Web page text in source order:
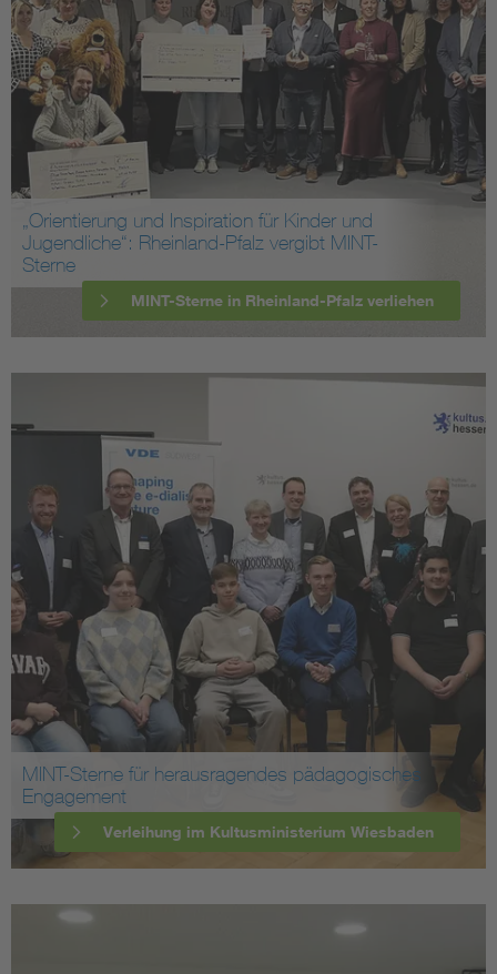
„Orientierung und Inspiration für Kinder und
Jugendliche“: Rheinland-Pfalz vergibt MINT-
Sterne
MINT-Sterne in Rheinland-Pfalz verliehen
MINT-Sterne für herausragendes pädagogisches
Engagement
Verleihung im Kultusministerium Wiesbaden